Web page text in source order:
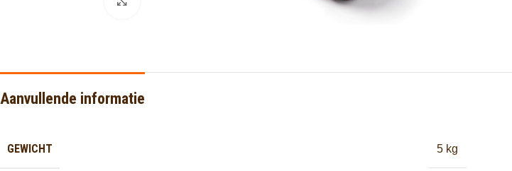
Aanvullende informatie
GEWICHT 5 kg